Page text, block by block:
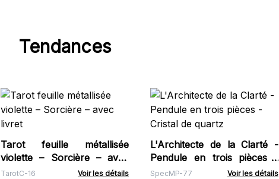
Tendances
Tarot feuille métallisée
violette – Sorcière – avec
livret
TarotC-16 Voir les détails
L'Architecte de la Clarté -
Pendule en trois pièces -
Cristal de quartz
SpecMP-77 Voir les détails